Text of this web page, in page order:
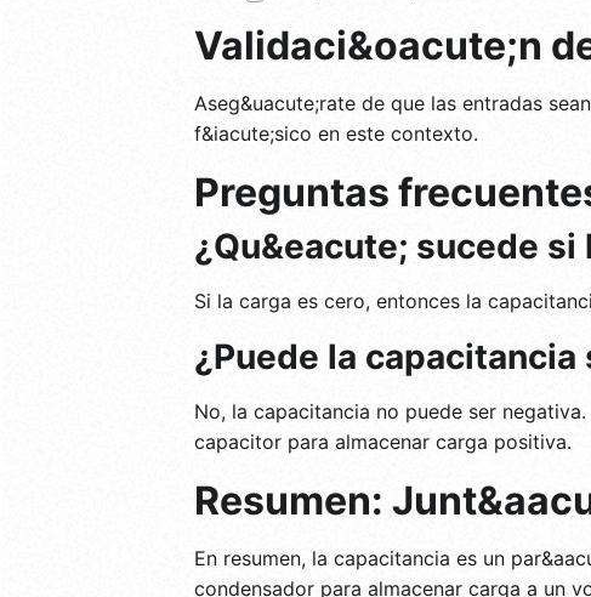
Validaci&oacute;n
Aseg&uacute;rate de que las entradas
f&iacute;sico en este contexto.
Preguntas
¿Qu&eacute; sucede si
Si la carga es cero, entonces la
¿Puede la capacitancia
No, la capacitancia no puede ser
capacitor para almacenar carga positiva.
Resumen:
En resumen, la capacitancia es un
condensador para almacenar carga a un